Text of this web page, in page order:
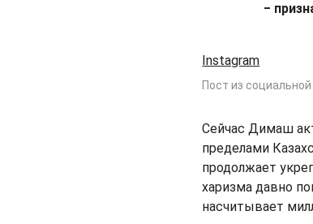
‒
Instagram
Пост из
Сейчас Димаш
пределами
продолжает
харизма давно
насчитывает